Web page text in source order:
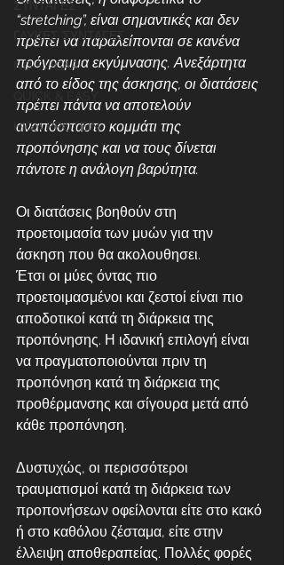
ΣΥΝΤΑΓΕΣ
ΓΛΥΚΕΣ ΣΥΝΤΑΓΕΣ
NO SUGAR
QUICK & EASY
HIGH PROTEIN
“stretching”, είναι σημαντικές και δεν
πρέπει να παραλείπονται σε κανένα
πρόγραμμα εκγύμνασης. Ανεξάρτητα
από το είδος της άσκησης, οι διατάσεις
πρέπει πάντα να αποτελούν
αναπόσπαστο κομμάτι της
προπόνησης και να τους δίνεται
πάντοτε η ανάλογη βαρύτητα.
Οι διατάσεις βοηθούν στη
προετοιμασία των μυών για την
άσκηση που θα ακολουθησει.
Έτσι οι μύες όντας πιο
προετοιμασμένοι και ζεστοί είναι πιο
αποδοτικοί κατά τη διάρκεια της
προπόνησης. Η ιδανική επιλογή είναι
να πραγματοποιούνται πριν τη
προπόνηση κατά τη διάρκεια της
προθέρμανσης και σίγουρα μετά από
κάθε προπόνηση.
Δυστυχώς, οι περισσότεροι
τραυματισμοί κατά τη διάρκεια των
προπονήσεων οφείλονται είτε στο κακό
ή στο καθόλου ζέσταμα, είτε στην
έλλειψη αποθεραπείας. Πολλές φορές